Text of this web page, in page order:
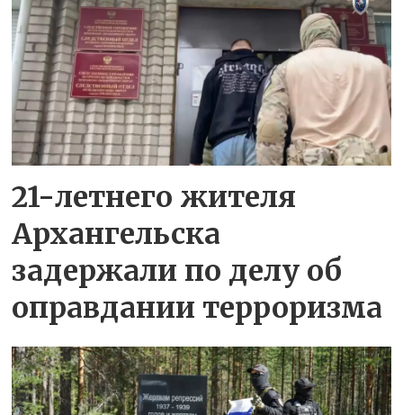
21-летнего жителя
Архангельска
задержали по делу об
оправдании терроризма